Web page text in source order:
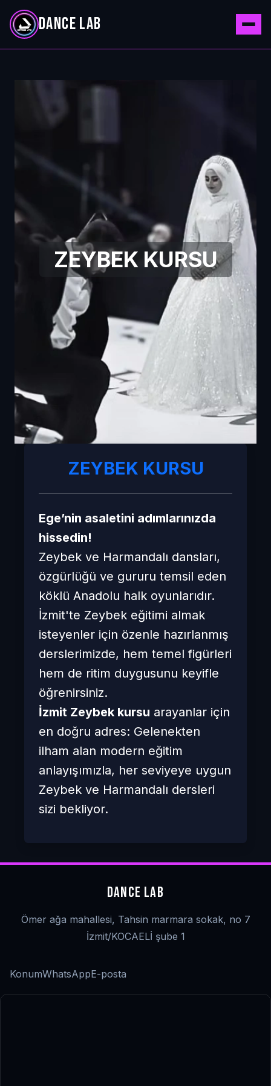
DANCE LAB
ZEYBEK KURSU
ZEYBEK KURSU
Ege’nin asaletini adımlarınızda
hissedin!
Zeybek ve Harmandalı dansları,
özgürlüğü ve gururu temsil eden
köklü Anadolu halk oyunlarıdır.
İzmit'te Zeybek eğitimi almak
isteyenler için özenle hazırlanmış
derslerimizde, hem temel figürleri
hem de ritim duygusunu keyifle
öğrenirsiniz.
İzmit Zeybek kursu arayanlar için
en doğru adres: Gelenekten
ilham alan modern eğitim
anlayışımızla, her seviyeye uygun
Zeybek ve Harmandalı dersleri
sizi bekliyor.
DANCE LAB
Ömer ağa mahallesi, Tahsin marmara sokak, no 7
İzmit/KOCAELİ şube 1
KonumWhatsAppE-posta